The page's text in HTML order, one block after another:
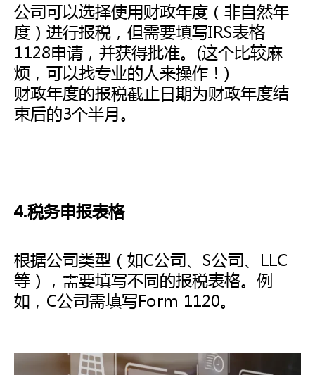
公司可以选择使用财政年度（非自然年
度）进行报税，但需要填写IRS表格
1128申请，并获得批准。(这个比较麻
烦，可以找专业的人来操作！)
财政年度的报税截止日期为财政年度结
束后的3个半月。
4.税务申报表格
根据公司类型（如C公司、S公司、LLC
等），需要填写不同的报税表格。例
如，C公司需填写Form 1120。